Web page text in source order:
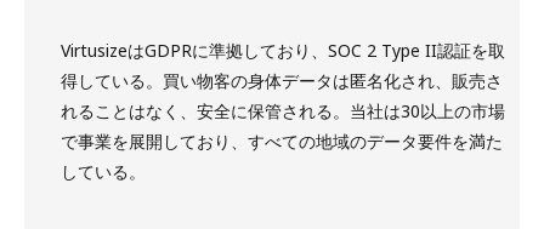
VirtusizeはGDPRに準拠しており、SOC 2 Type II認証を取
得している。買い物客の身体データは匿名化され、販売さ
れることはなく、安全に保管される。当社は30以上の市場
で事業を展開しており、すべての地域のデータ要件を満た
している。